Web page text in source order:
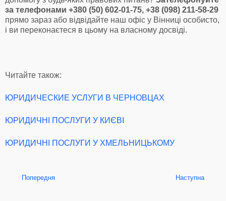
за телефонами +380 (50) 602-01-75, +38 (098) 211-58-29
прямо зараз або відвідайте наш офіс у Вінниці особисто,
і ви переконаєтеся в цьому на власному досвіді.
Читайте також:
ЮРИДИЧЕСКИЕ УСЛУГИ В ЧЕРНОВЦАХ
ЮРИДИЧНІ ПОСЛУГИ У КИЄВІ
ЮРИДИЧНІ ПОСЛУГИ У ХМЕЛЬНИЦЬКОМУ
Попередня Наступна